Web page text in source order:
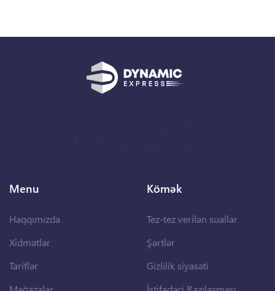
Menu
Haqqımızda
Xidmətlər
Tariflər
Kömək
Tez-tez verilən suallar
Şərtlər
Gizlilik siyasəti